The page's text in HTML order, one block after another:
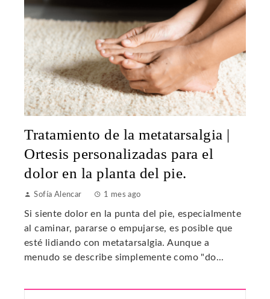
Tratamiento de la metatarsalgia |
Ortesis personalizadas para el
dolor en la planta del pie.
Sofía Alencar 1 mes ago
Si siente dolor en la punta del pie, especialmente
al caminar, pararse o empujarse, es posible que
esté lidiando con metatarsalgia. Aunque a
menudo se describe simplemente como "do...